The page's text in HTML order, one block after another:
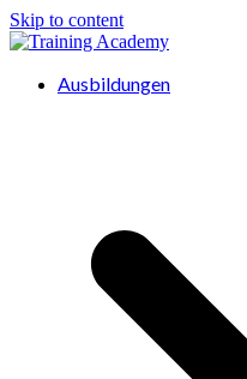
Skip to content
Ausbildungen